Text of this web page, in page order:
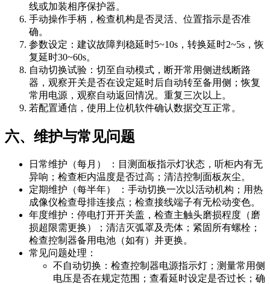
线或加装相序保护器。
手动操作手柄，检查机构是否灵活、位置指示是否准
确。
参数设定：建议故障判稳延时5~10s，转换延时2~5s，恢
复延时30~60s。
自动切换试验：切至自动模式，断开常用侧进线断路
器，观察开关是否在设定延时后自动转至备用侧；恢复
常用电源，观察自动返回情况。重复三次以上。
若配置通信，使用上位机软件确认数据交互正常。
六、维护与常见问题
日常维护（每月） ：目测面板指示灯状态，听柜内有无
异响；检查柜内温度是否过高；清洁控制面板灰尘。
定期维护（每半年） ：手动切换一次以活动机构；用热
成像仪检查母排连接点；检查接线端子有无松动变色。
年度维护：停电打开开关盖，检查主触头磨损程度（磨
损超限需更换）；清洁灭弧罩及壳体；紧固所有螺栓；
检查控制器备用电池（如有）并更换。
常见问题处理：
不自动切换：检查控制器电源指示灯；测量常用侧
电压是否在规定范围；查看延时设定是否过长；确